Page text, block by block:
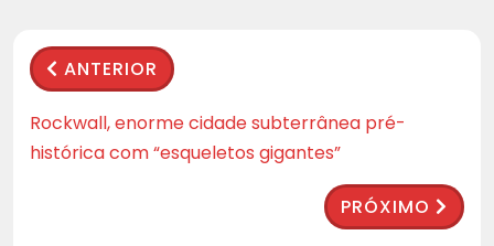
ANTERIOR
Rockwall, enorme cidade subterrânea pré-
histórica com “esqueletos gigantes”
PRÓXIMO